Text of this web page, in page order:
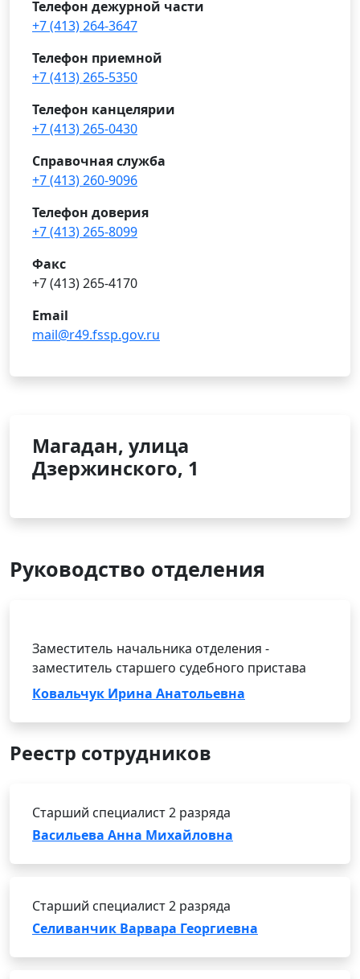
Телефон дежурной части
+7 (413) 264-3647
Телефон приемной
+7 (413) 265-5350
Телефон канцелярии
+7 (413) 265-0430
Справочная служба
+7 (413) 260-9096
Телефон доверия
+7 (413) 265-8099
Факс
+7 (413) 265-4170
Email
mail@r49.fssp.gov.ru
Магадан, улица
Дзержинского, 1
Руководство отделения
Заместитель начальника отделения -
заместитель старшего судебного пристава
Ковальчук Ирина Анатольевна
Реестр сотрудников
Старший специалист 2 разряда
Васильева Анна Михайловна
Старший специалист 2 разряда
Селиванчик Варвара Георгиевна